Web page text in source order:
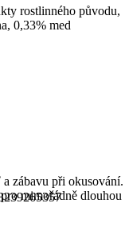
rostlinného původu,
0,33% med
zábavu při okusování.
mimořádně dlouhou